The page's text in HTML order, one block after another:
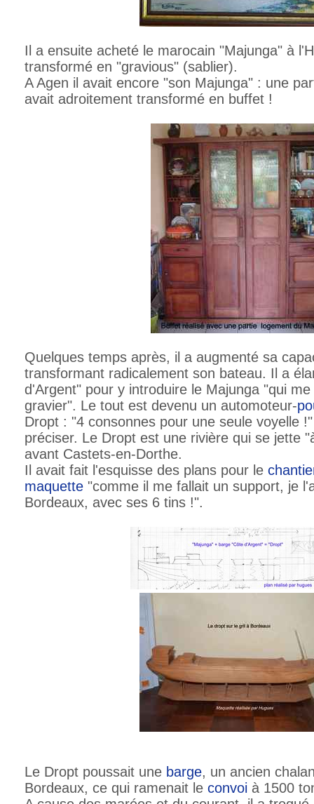
Il a ensuite acheté le marocain "Majunga" à
transformé en "gravious" (sablier).
A Agen il avait encore "son Majunga" : une
avait adroitement transformé en buffet !
Quelques temps après, il a augmenté sa
transformant radicalement son bateau. Il a
d'Argent" pour y introduire le Majunga "qui
gravier". Le tout est devenu un automoteur-
Dropt : "4 consonnes pour une seule voyelle
préciser. Le Dropt est une rivière qui se jette
avant Castets-en-Dorthe.
Il avait fait l'esquisse des plans pour le
maquette "comme il me fallait un support, je
Bordeaux, avec ses 6 tins !".
Le Dropt poussait une barge, un ancien
Bordeaux, ce qui ramenait le convoi à 1500